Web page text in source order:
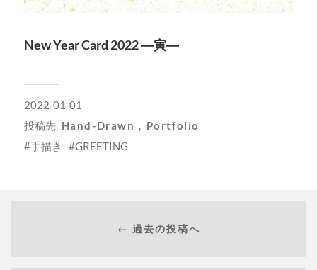
New Year Card 2022 ―寅―
2022-01-01
投稿先 Hand-Drawn , Portfolio
手描き
GREETING
← 過去の投稿へ